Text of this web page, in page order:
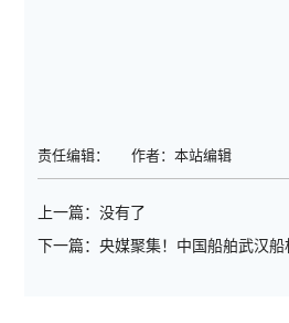
责任编辑： 作者：本站编辑
上一篇：没有了
下一篇：央媒聚集！中国船舶武汉船机全力打好